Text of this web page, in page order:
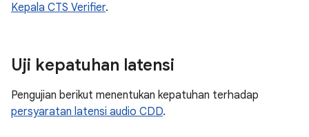
Kepala CTS Verifier.
Uji kepatuhan latensi
Pengujian berikut menentukan kepatuhan terhadap
persyaratan latensi audio CDD.